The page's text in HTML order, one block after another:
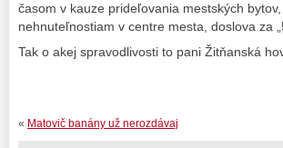
časom v kauze prideľovania mestských
nehnuteľnostiam v centre mesta, doslova za
Tak o akej spravodlivosti to pani Žitňanská
« Matovič banány už nerozdávaj